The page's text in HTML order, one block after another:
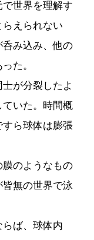
世界を理解す
えられない
み込み、他の
た。
が分裂したよ
ていた。時間概
ら球体は膨張
のようなもの
無の世界で泳
ば、球体内